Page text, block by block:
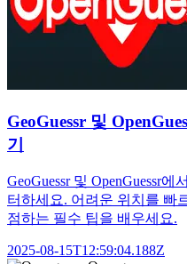
GeoGuessr 및
기
GeoGuessr 및 OpenGuessr
터하세요. 어려운 위치를 빠
점하는 필수 팁을 배우세요.
2025-08-15T12:59:04.188Z